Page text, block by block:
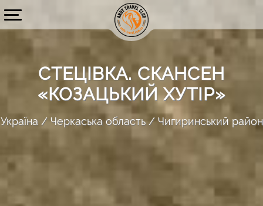
СТЕЦІВКА. СКАНСЕН
«КОЗАЦЬКИЙ ХУТІР»
Україна Черкаська область Чигиринський район